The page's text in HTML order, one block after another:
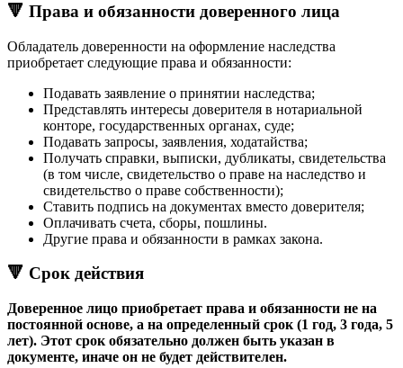
🔻 Права и обязанности доверенного лица
Обладатель доверенности на оформление наследства
приобретает следующие права и обязанности:
Подавать заявление о принятии наследства;
Представлять интересы доверителя в нотариальной
конторе, государственных органах, суде;
Подавать запросы, заявления, ходатайства;
Получать справки, выписки, дубликаты, свидетельства
(в том числе, свидетельство о праве на наследство и
свидетельство о праве собственности);
Ставить подпись на документах вместо доверителя;
Оплачивать счета, сборы, пошлины.
Другие права и обязанности в рамках закона.
🔻 Срок действия
Доверенное лицо приобретает права и обязанности не на
постоянной основе, а на определенный срок (1 год, 3 года, 5
лет). Этот срок обязательно должен быть указан в
документе, иначе он не будет действителен.